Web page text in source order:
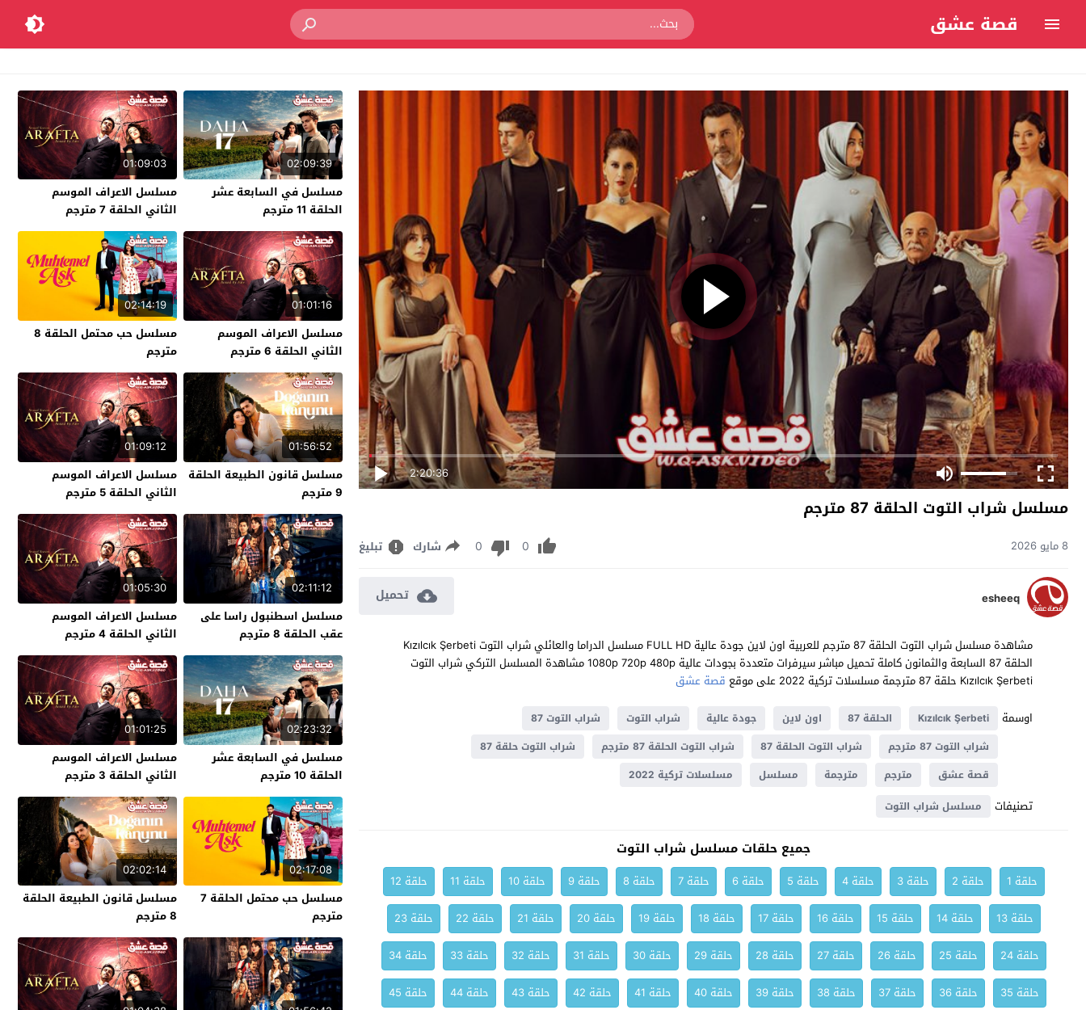
قصة عشق
2:20:36
مسلسل شراب التوت الحلقة 87 مترجم
8 مايو 2026 0
0 شارك تبليغ
esheeq تحميل
مشاهدة مسلسل شراب التوت الحلقة 87 مترجم للعربية اون لاين جودة عالية FULL HD مسلسل الدراما والعائلي شراب التوت Kızılcık Şerbeti
الحلقة 87 السابعة والثمانون كاملة تحميل مباشر سيرفرات متعددة بجودات عالية 1080p 720p 480p مشاهدة المسلسل التركي شراب التوت
Kızılcık Şerbeti حلقة 87 مترجمة مسلسلات تركية 2022 على موقع
قصة عشق
اوسمة
Kızılcık Şerbeti الحلقة 87 اون لاين جودة عالية شراب التوت
شراب التوت 87
شراب التوت 87 مترجم
شراب التوت الحلقة 87 شراب التوت الحلقة 87 مترجم
شراب التوت حلقة 87
قصة عشق
مترجم مترجمة مسلسل مسلسلات تركية 2022
تصنيفات مسلسل شراب التوت
جميع حلقات مسلسل شراب التوت
حلقة 1 حلقة 2 حلقة 3 حلقة 4 حلقة 5 حلقة 6 حلقة 7 حلقة 8 حلقة 9 حلقة 10 حلقة 11
حلقة 12
حلقة 13
حلقة 14 حلقة 15 حلقة 16 حلقة 17 حلقة 18 حلقة 19 حلقة 20 حلقة 21 حلقة 22
حلقة 23
حلقة 24
حلقة 25 حلقة 26 حلقة 27 حلقة 28 حلقة 29 حلقة 30 حلقة 31 حلقة 32 حلقة 33
حلقة 34
حلقة 35
حلقة 36 حلقة 37 حلقة 38 حلقة 39 حلقة 40 حلقة 41 حلقة 42 حلقة 43 حلقة 44
حلقة 45
02:09:39
مسلسل في السابعة عشر
الحلقة 11 مترجم
01:09:03
مسلسل الاعراف الموسم
الثاني الحلقة 7 مترجم
01:01:16
مسلسل الاعراف الموسم
الثاني الحلقة 6 مترجم
02:14:19
مسلسل حب محتمل الحلقة 8
مترجم
01:56:52
مسلسل قانون الطبيعة الحلقة
9 مترجم
01:09:12
مسلسل الاعراف الموسم
الثاني الحلقة 5 مترجم
02:11:12
مسلسل اسطنبول راسا على
عقب الحلقة 8 مترجم
01:05:30
مسلسل الاعراف الموسم
الثاني الحلقة 4 مترجم
02:23:32
مسلسل في السابعة عشر
الحلقة 10 مترجم
01:01:25
مسلسل الاعراف الموسم
الثاني الحلقة 3 مترجم
02:17:08
مسلسل حب محتمل الحلقة 7
مترجم
02:02:14
مسلسل قانون الطبيعة الحلقة
8 مترجم